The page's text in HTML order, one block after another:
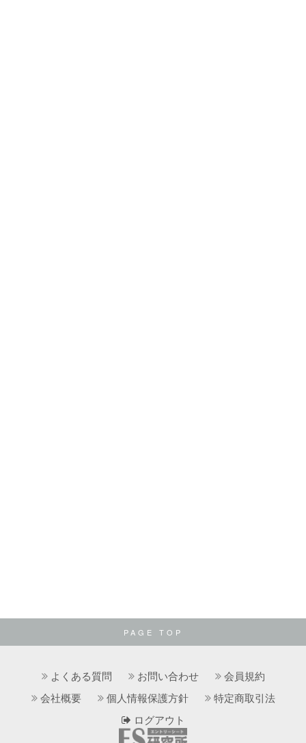
PAGE TOP
よくある質問 お問い合わせ
会員規約
会社概要
個人情報保護方針
特定商取引法
ログアウト